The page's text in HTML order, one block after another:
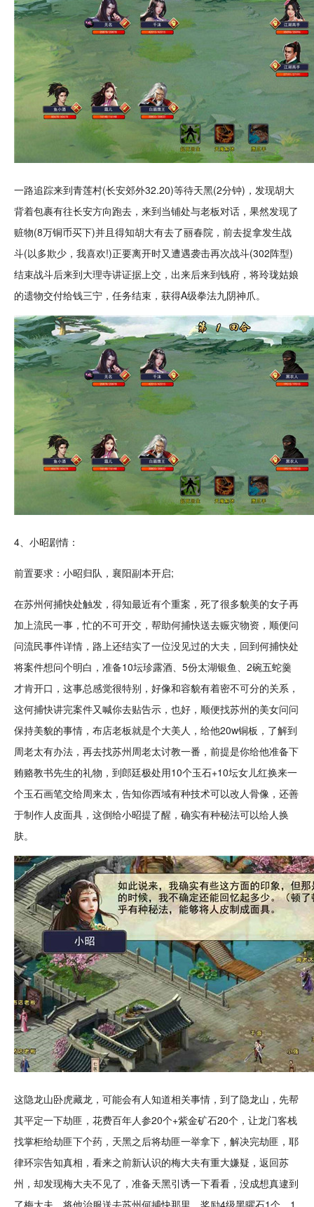
一路追踪来到青莲村(长安郊外32.20)等待天黑(2分钟)，发现胡大
背着包裹有往长安方向跑去，来到当铺处与老板对话，果然发现了
赃物(8万铜币买下)并且得知胡大有去了丽春院，前去捉拿发生战
斗(以多欺少，我喜欢!)正要离开时又遭遇袭击再次战斗(302阵型)
结束战斗后来到大理寺讲证据上交，出来后来到钱府，将玲珑姑娘
的遗物交付给钱三宁，任务结束，获得A级拳法九阴神爪。
4、小昭剧情：
前置要求：小昭归队，襄阳副本开启;
在苏州何捕快处触发，得知最近有个重案，死了很多貌美的女子再
加上流民一事，忙的不可开交，帮助何捕快送去赈灾物资，顺便问
问流民事件详情，路上还结实了一位没见过的大夫，回到何捕快处
将案件想问个明白，准备10坛珍露酒、5份太湖银鱼、2碗五蛇羹
才肯开口，这事总感觉很特别，好像和容貌有着密不可分的关系，
这何捕快讲完案件又喊你去贴告示，也好，顺便找苏州的美女问问
保持美貌的事情，布店老板就是个大美人，给他20w铜板，了解到
周老太有办法，再去找苏州周老太讨教一番，前提是你给他准备下
贿赂教书先生的礼物，到郎廷极处用10个玉石+10坛女儿红换来一
个玉石画笔交给周来太，告知你西域有种技术可以改人骨像，还善
于制作人皮面具，这倒给小昭提了醒，确实有种秘法可以给人换
肤。
这隐龙山卧虎藏龙，可能会有人知道相关事情，到了隐龙山，先帮
其平定一下劫匪，花费百年人参20个+紫金矿石20个，让龙门客栈
找掌柜给劫匪下个药，天黑之后将劫匪一举拿下，解决完劫匪，耶
律环宗告知真相 ，看来之前新认识的梅大夫有重大嫌疑，返回苏
州，却发现梅大夫不见了，准备天黑引诱一下看看，没成想真逮到
了梅大夫，将他治服送去苏州何捕快那里，奖励4级黑曜石1个，1